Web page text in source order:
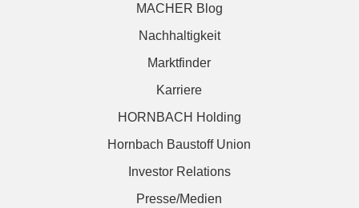
MACHER Blog
Nachhaltigkeit
Marktfinder
Karriere
HORNBACH Holding
Hornbach Baustoff Union
Investor Relations
Presse/Medien